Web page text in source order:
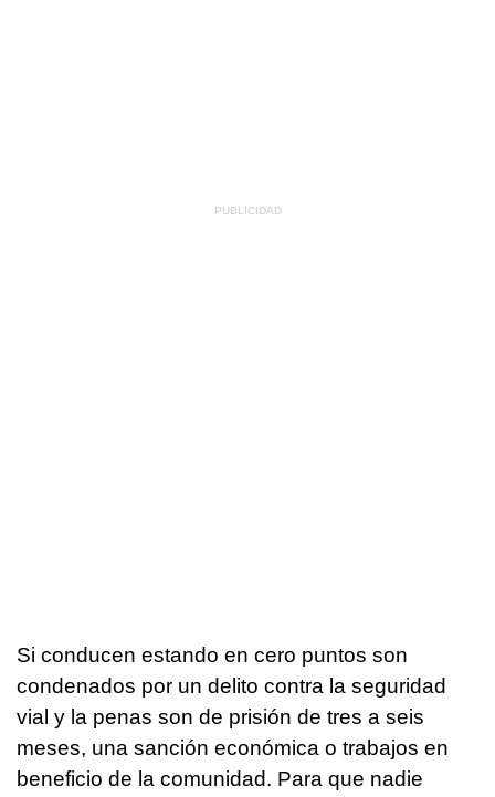
Si conducen estando en cero puntos son
condenados por un delito contra la seguridad
vial y la penas son de prisión de tres a seis
meses, una sanción económica o trabajos en
beneficio de la comunidad. Para que nadie